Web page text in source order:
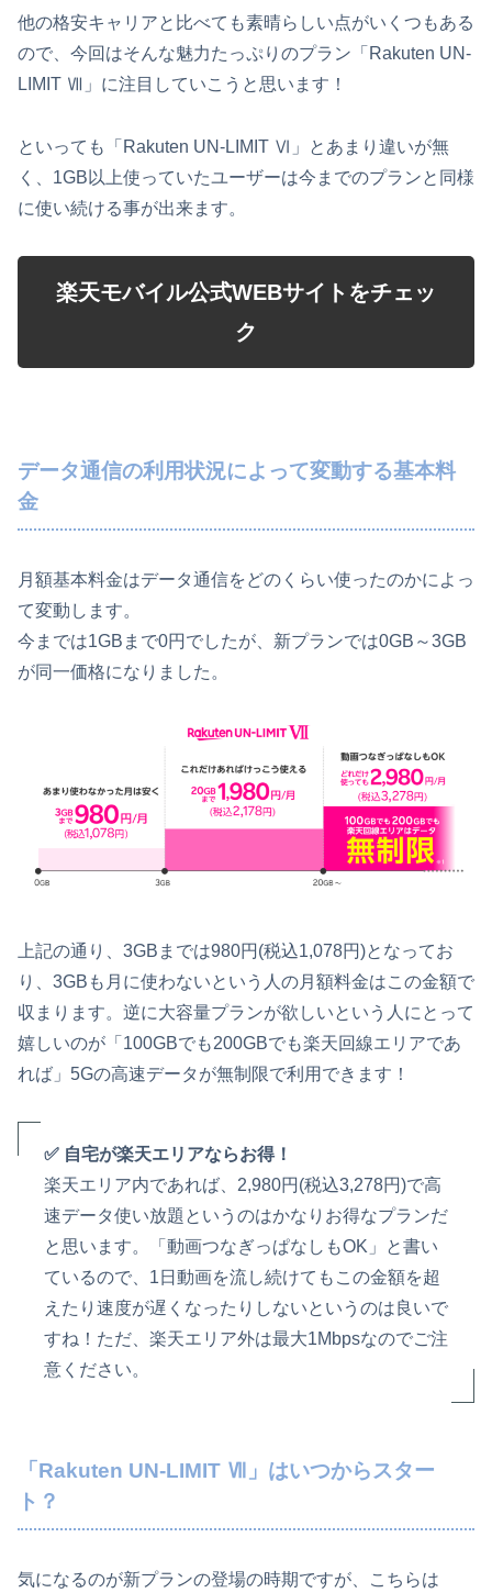
他の格安キャリアと比べても素晴らしい点がいくつもある
ので、今回はそんな魅力たっぷりのプラン「Rakuten UN-
LIMIT Ⅶ」に注目していこうと思います！
といっても「Rakuten UN-LIMIT Ⅵ」とあまり違いが無
く、1GB以上使っていたユーザーは今までのプランと同様
に使い続ける事が出来ます。
楽天モバイル公式WEBサイトをチェッ
ク
データ通信の利用状況によって変動する基本料
金
月額基本料金はデータ通信をどのくらい使ったのかによっ
て変動します。
今までは1GBまで0円でしたが、新プランでは0GB～3GB
が同一価格になりました。
上記の通り、3GBまでは980円(税込1,078円)となってお
り、3GBも月に使わないという人の月額料金はこの金額で
収まります。逆に大容量プランが欲しいという人にとって
嬉しいのが「100GBでも200GBでも楽天回線エリアであ
れば」5Gの高速データが無制限で利用できます！
✅ 自宅が楽天エリアならお得！
楽天エリア内であれば、2,980円(税込3,278円)で高
速データ使い放題というのはかなりお得なプランだ
と思います。「動画つなぎっぱなしもOK」と書い
ているので、1日動画を流し続けてもこの金額を超
えたり速度が遅くなったりしないというのは良いで
すね！ただ、楽天エリア外は最大1Mbpsなのでご注
意ください。
「Rakuten UN-LIMIT Ⅶ」はいつからスター
ト？
気になるのが新プランの登場の時期ですが、こちらは